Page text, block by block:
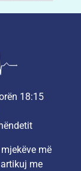
18:15
më
me